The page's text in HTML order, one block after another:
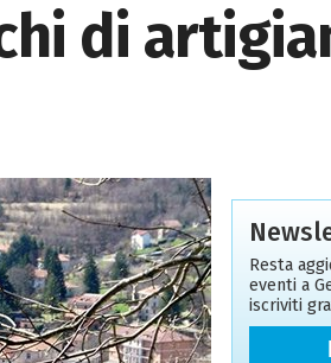
di
Resta
eventi a
iscriviti